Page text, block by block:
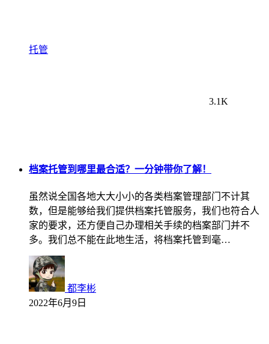
托管
3.1K
档案托管到哪里最合适？一分钟带你了解！
虽然说全国各地大大小小的各类档案管理部门不计其
数，但是能够给我们提供档案托管服务，我们也符合人
家的要求，还方便自己办理相关手续的档案部门并不
多。我们总不能在此地生活，将档案托管到毫…
都李彬
2022年6月9日